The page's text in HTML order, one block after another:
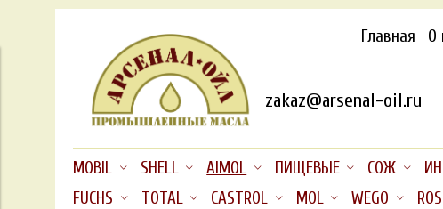
Главная О
zakaz@arsenal-oil.ru
MOBIL SHELL AIMOL ПИЩЕВЫЕ СОЖ
FUCHS
TOTAL CASTROL MOL WEGO